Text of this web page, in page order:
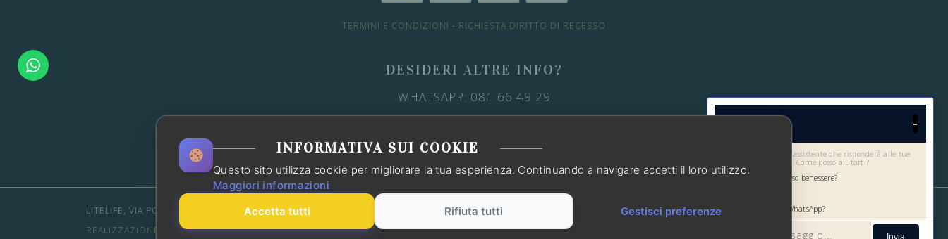
TERMINI E CONDIZIONI - RICHIESTA DIRITTO DI RECESSO
DESIDERI ALTRE INFO?
WHATSAPP: 081 66 49 29
LITELIFE, VIA PORTA POSILLIPO 135D, NAPOLI – P.IVA 07112351213 |
REALIZZAZIONE SITO
-
Ciao! Sono l'assistente che risponderà alle tue
domande sull'attività. Come posso aiutarti?
Saremo soli nel percorso benessere?
Posso contattarvi su WhatsApp?
Invia
INFORMATIVA SUI COOKIE
Questo sito utilizza cookie per migliorare la tua esperienza. Continuando a navigare accetti il loro utilizzo.
Maggiori informazioni
Accetta tutti
Rifiuta tutti Gestisci preferenze